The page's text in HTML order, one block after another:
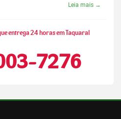
Leia mais →
entrega 24 horas em Taquaral
7276